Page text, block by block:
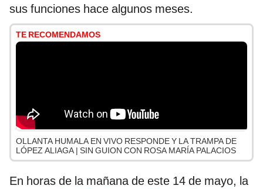
sus funciones hace algunos meses.
TE RECOMENDAMOS
OLLANTA HUMALA EN VIVO RESPONDE Y LA TRAMPA DE
LÓPEZ ALIAGA | SIN GUION CON ROSA MARÍA PALACIOS
En horas de la mañana de este 14 de mayo, la